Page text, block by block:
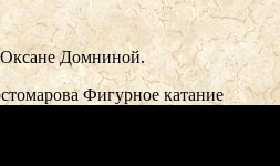
Оксане Домниной.
Фигурное катание